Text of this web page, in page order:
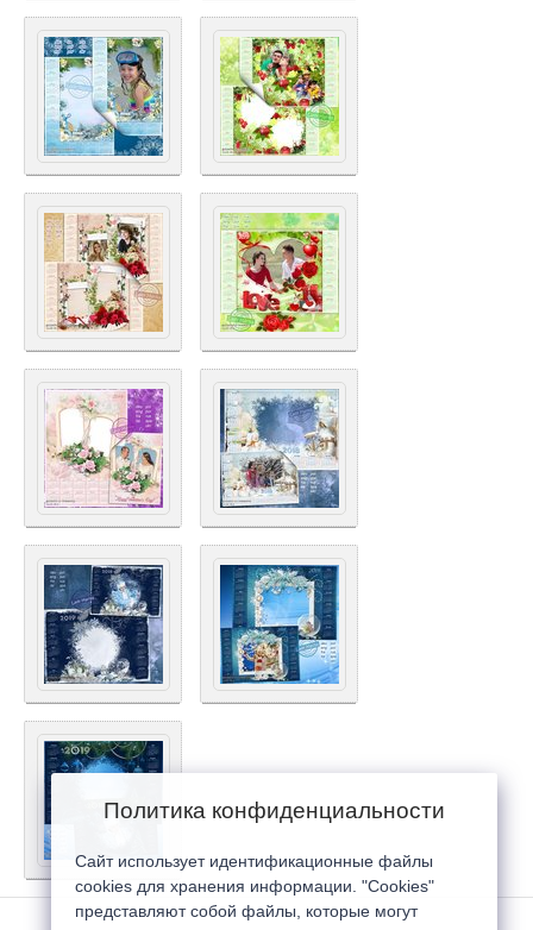
Политика конфиденциальности
Сайт использует идентификационные файлы
cookies для хранения информации. "Cookies"
представляют собой файлы, которые могут